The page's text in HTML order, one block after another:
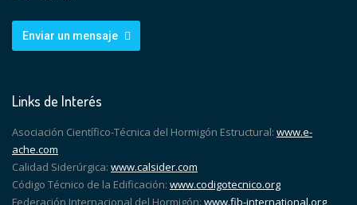
Enviar un mensaje
Links de Interés
Asociación Científico-Técnica del Hormigón Estructural: www.e-
ache.com
Calidad Siderúrgica: www.calsider.com
Código Técnico de la Edificación: www.codigotecnico.org
Federación Internacional del Hormigón: www.fib-international.org